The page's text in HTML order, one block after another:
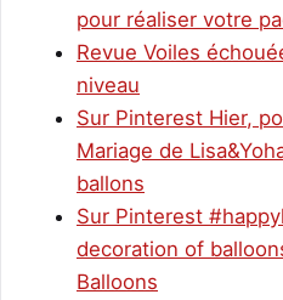
pour réaliser votre
Revue Voiles
niveau
Sur Pinterest Hier,
Mariage de
ballons
Sur Pinterest
decoration of
Balloons